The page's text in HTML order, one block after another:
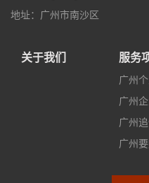
地址：广州市南沙区
关于我们 服务
广州
广州
广州
广州